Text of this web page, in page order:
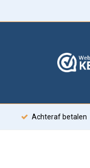
Achteraf betalen